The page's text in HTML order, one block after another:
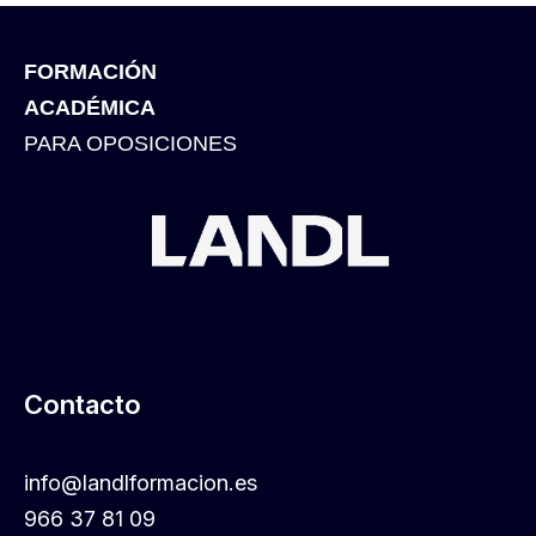
FORMACIÓN
ACADÉMICA
PARA OPOSICIONES
Contacto
info@landlformacion.es
966 37 81 09